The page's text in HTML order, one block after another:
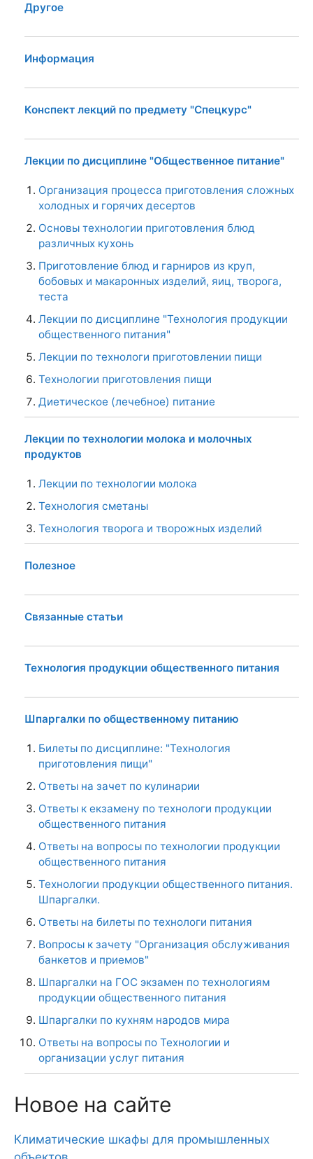
Другое
Информация
Конспект лекций по предмету "Спецкурс"
Лекции по дисциплине "Общественное питание"
Организация процесса приготовления сложных
холодных и горячих десертов
Основы технологии приготовления блюд
различных кухонь
Приготовление блюд и гарниров из круп,
бобовых и макаронных изделий, яиц, творога,
теста
Лекции по дисциплине "Технология продукции
общественного питания"
Лекции по технологи приготовлении пищи
Технологии приготовления пищи
Диетическое (лечебное) питание
Лекции по технологии молока и молочных
продуктов
Лекции по технологии молока
Технология сметаны
Технология творога и творожных изделий
Полезное
Связанные статьи
Технология продукции общественного питания
Шпаргалки по общественному питанию
Билеты по дисциплине: "Технология
приготовления пищи"
Ответы на зачет по кулинарии
Ответы к екзамену по технологи продукции
общественного питания
Ответы на вопросы по технологии продукции
общественного питания
Технологии продукции общественного питания.
Шпаргалки.
Ответы на билеты по технологи питания
Вопросы к зачету "Организация обслуживания
банкетов и приемов"
Шпаргалки на ГОС экзамен по технологиям
продукции общественного питания
Шпаргалки по кухням народов мира
Ответы на вопросы по Технологии и
организации услуг питания
Новое на сайте
Климатические шкафы для промышленных